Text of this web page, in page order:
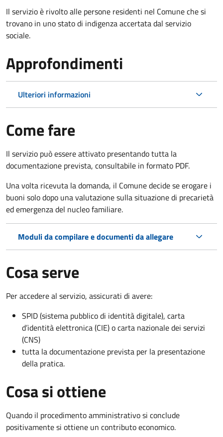
Il servizio è rivolto alle persone residenti nel Comune che si
trovano in uno stato di indigenza accertata dal servizio
sociale.
Approfondimenti
Ulteriori informazioni
Come fare
Il servizio può essere attivato presentando tutta la
documentazione prevista, consultabile in formato PDF.
Una volta ricevuta la domanda, il Comune decide se erogare i
buoni solo dopo una valutazione sulla situazione di precarietà
ed emergenza del nucleo familiare.
Moduli da compilare e documenti da allegare
Cosa serve
Per accedere al servizio, assicurati di avere:
SPID (sistema pubblico di identità digitale), carta
d’identità elettronica (CIE) o carta nazionale dei servizi
(CNS)
tutta la documentazione prevista per la presentazione
della pratica.
Cosa si ottiene
Quando il procedimento amministrativo si conclude
positivamente si ottiene un contributo economico.